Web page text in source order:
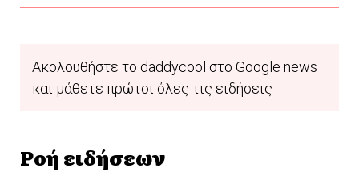
Ακολουθήστε το daddycool στο Google news
και μάθετε πρώτοι όλες τις ειδήσεις
Ροή ειδήσεων